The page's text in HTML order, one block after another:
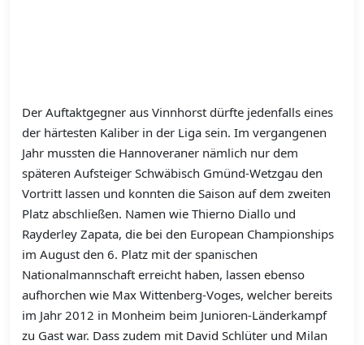
Der Auftaktgegner aus Vinnhorst dürfte jedenfalls eines
der härtesten Kaliber in der Liga sein. Im vergangenen
Jahr mussten die Hannoveraner nämlich nur dem
späteren Aufsteiger Schwäbisch Gmünd-Wetzgau den
Vortritt lassen und konnten die Saison auf dem zweiten
Platz abschließen. Namen wie Thierno Diallo und
Rayderley Zapata, die bei den European Championships
im August den 6. Platz mit der spanischen
Nationalmannschaft erreicht haben, lassen ebenso
aufhorchen wie Max Wittenberg-Voges, welcher bereits
im Jahr 2012 in Monheim beim Junioren-Länderkampf
zu Gast war. Dass zudem mit David Schlüter und Milan